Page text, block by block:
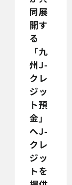
同展
開す
る
「九
州J-
クレ
ジッ
ト預
金」
へJ-
クレ
ジッ
トを